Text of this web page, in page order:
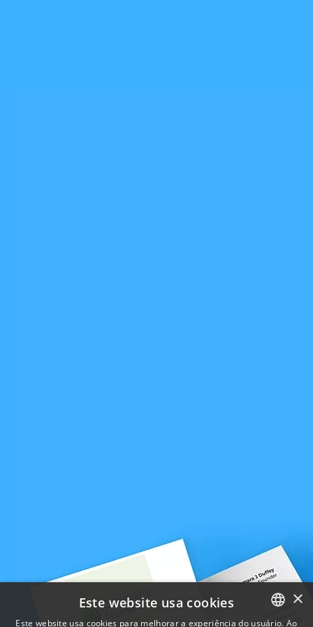
×
Este website usa cookies
Este website usa cookies para melhorar a experiência do usuário. Ao